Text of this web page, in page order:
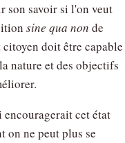
son savoir si l'on veut
sine qua non de
doit être capable
nature et des objectifs
encouragerait cet état
on ne peut plus se